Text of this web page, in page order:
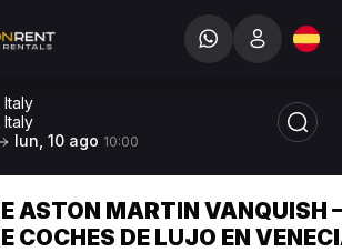
lun, 10 ago 10:00
ASTON MARTIN VANQUISH –
COCHES DE LUJO EN